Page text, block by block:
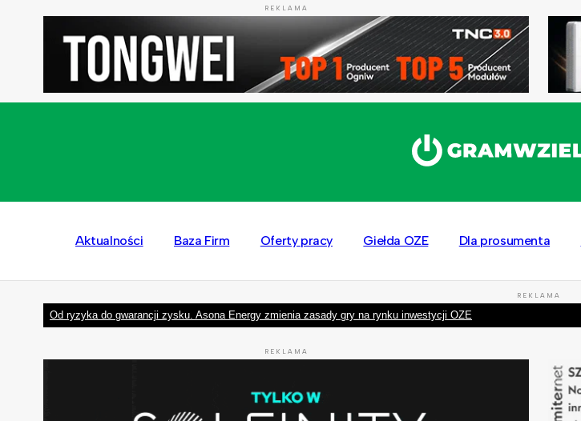
REKLAMA
Aktualności Baza Firm Oferty pracy Giełda OZE Dla prosumenta
REKLAMA
Od ryzyka do gwarancji zysku. Asona Energy zmienia zasady gry na rynku inwestycji OZE
REKLAMA